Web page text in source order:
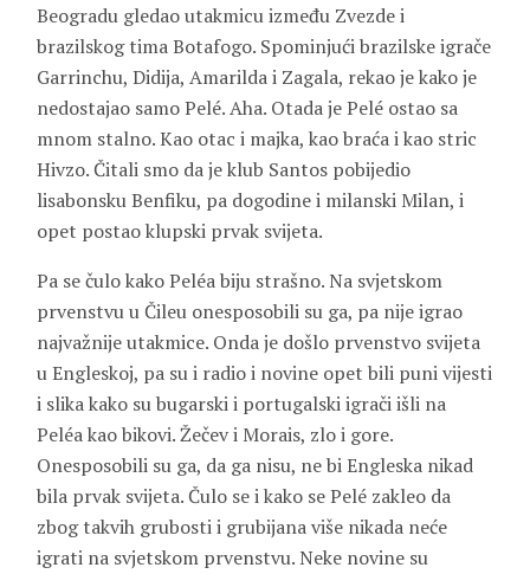
Beogradu gledao utakmicu između Zvezde i
brazilskog tima Botafogo. Spominjući brazilske igrače
Garrinchu, Didija, Amarildai Zagala, rekao je kako je
nedostajao samo Pelé. Aha. Otada je Pelé ostao sa
mnom stalno. Kao otac i majka, kao braća i kao stric
Hivzo. Čitali smo da je klub Santos pobijedio
lisabonsku Benfiku, pa dogodine i milanski Milan, i
opet postao klupski prvak svijeta.
Pa se čulo kako Peléa biju strašno. Na svjetskom
prvenstvu u Čileu onesposobili su ga, pa nije igrao
najvažnije utakmice. Onda je došlo prvenstvo svijeta
u Engleskoj, pa su i radio i novine opet bili puni vijesti
i slika kako su bugarski i portugalski igrači išli na
Peléa kao bikovi.Žečevi Morais, zlo i gore.
Onesposobili su ga, da ga nisu, ne bi Engleska nikad
bila prvak svijeta. Čulo se i kako se Pelé zakleo da
zbog takvih grubosti i grubijana više nikada neće
igrati na svjetskom prvenstvu. Neke novine su